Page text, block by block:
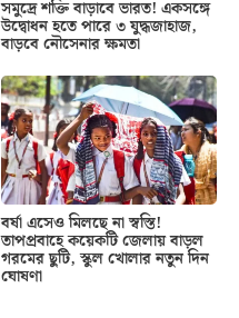
সমুদ্রে শক্তি বাড়াবে ভারত! একসঙ্গে
উদ্বোধন হতে পারে ৩ যুদ্ধজাহাজ,
বাড়বে নৌসেনার ক্ষমতা
বর্ষা এসেও মিলছে না স্বস্তি!
তাপপ্রবাহে কয়েকটি জেলায় বাড়ল
গরমের ছুটি, স্কুল খোলার নতুন দিন
ঘোষণা